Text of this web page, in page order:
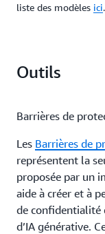
liste des modèles ici.
Outils
Barrières de
Les Barrières de
représentent la
proposée par un
aide à créer et à
de confidentialité
d’IA générative.